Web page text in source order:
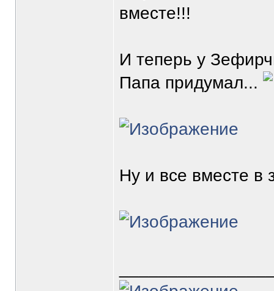
вместе!!!
И теперь у
Папа придумал...
Ну и все вместе в